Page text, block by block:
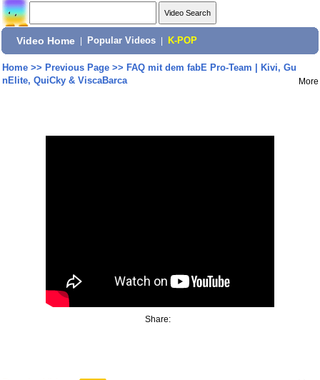
Video Home Popular Videos K-POP
Home>> Previous Page>> FAQ mit dem fabE Pro-Team | Kivi, Gu
nElite, QuiCky & ViscaBarca
More
Share: